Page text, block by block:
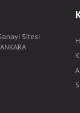
Sitesi